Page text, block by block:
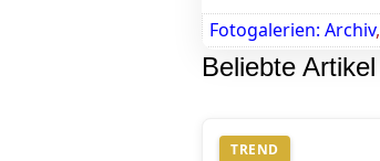
Fotogalerien: Archiv,
Beliebte Artikel
TREND